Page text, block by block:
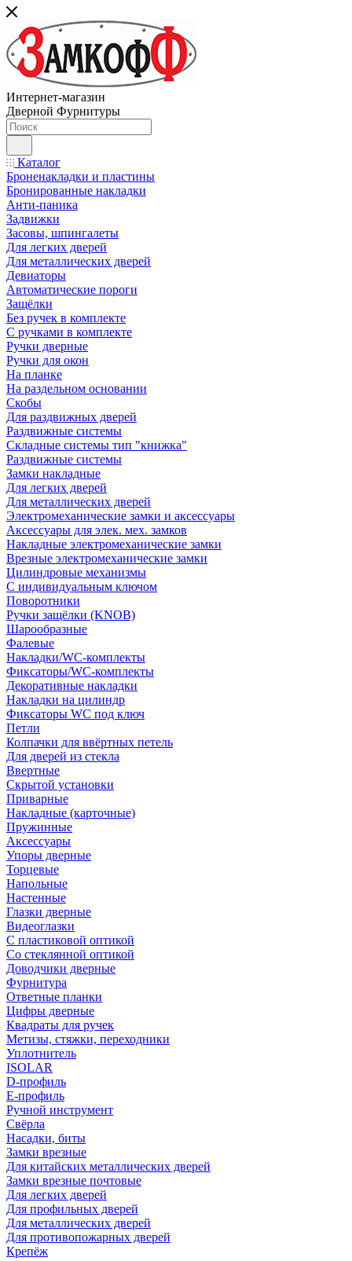
Интернет-магазин
Дверной Фурнитуры
Каталог
Броненакладки и пластины
Бронированные накладки
Анти-паника
Задвижки
Засовы, шпингалеты
Для легких дверей
Для металлических дверей
Девиаторы
Автоматические пороги
Защёлки
Без ручек в комплекте
С ручками в комплекте
Ручки дверные
Ручки для окон
На планке
На раздельном основании
Скобы
Для раздвижных дверей
Раздвижные системы
Складные системы тип "книжка"
Раздвижные системы
Замки накладные
Для легких дверей
Для металлических дверей
Электромеханические замки и аксессуары
Аксессуары для элек. мех. замков
Накладные электромеханические замки
Врезные электромеханические замки
Цилиндровые механизмы
С индивидуальным ключом
Поворотники
Ручки защёлки (KNOB)
Шарообразные
Фалевые
Накладки/WC-комплекты
Фиксаторы/WC-комплекты
Декоративные накладки
Накладки на цилиндр
Фиксаторы WC под ключ
Петли
Колпачки для ввёртных петель
Для дверей из стекла
Ввертные
Скрытой установки
Приварные
Накладные (карточные)
Пружинные
Аксессуары
Упоры дверные
Торцевые
Напольные
Настенные
Глазки дверные
Видеоглазки
С пластиковой оптикой
Со стеклянной оптикой
Доводчики дверные
Фурнитура
Ответные планки
Цифры дверные
Квадраты для ручек
Метизы, стяжки, переходники
Уплотнитель
ISOLAR
D-профиль
Е-профиль
Ручной инструмент
Свёрла
Насадки, биты
Замки врезные
Для китайских металлических дверей
Замки врезные почтовые
Для легких дверей
Для профильных дверей
Для металлических дверей
Для противопожарных дверей
Крепёж